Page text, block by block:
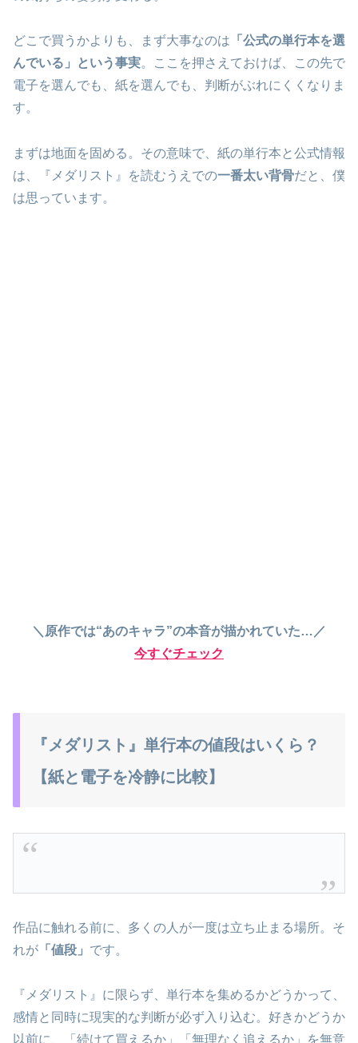
どこで買うかよりも、まず大事なのは 「公式の単行本を選
んでいる」という事実。ここを押さえておけば、この先で
電子を選んでも、紙を選んでも、判断がぶれにくくなりま
す。
まずは地面を固める。その意味で、紙の単行本と公式情報
は、『メダリスト』を読むうえでの一番太い背骨だと、僕
は思っています。
＼原作では“あのキャラ”の本音が描かれていた…／
今すぐチェック
『メダリスト』単行本の値段はいくら？
【紙と電子を冷静に比較】
作品に触れる前に、多くの人が一度は立ち止まる場所。そ
れが 「値段」 です。
『メダリスト』に限らず、単行本を集めるかどうかって、
感情と同時に現実的な判断が必ず入り込む。好きかどうか
以前に、「続けて買えるか」「無理なく追えるか」を無意